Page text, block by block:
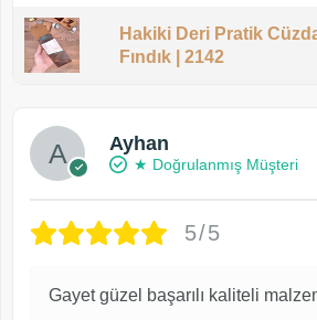
Hakiki Deri Pratik
Fındık | 2142
Ayhan
★ Doğrulanmış Müşteri
5/5
Gayet güzel başarılı kaliteli